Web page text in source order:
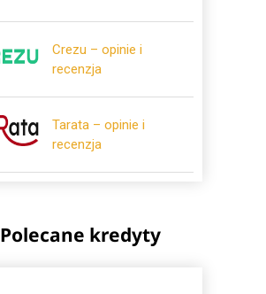
Crezu – opinie i
recenzja
Tarata – opinie i
recenzja
Polecane kredyty